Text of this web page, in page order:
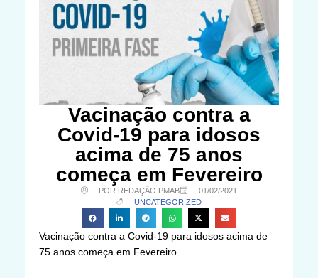
Vacinação contra a
Covid-19 para idosos
acima de 75 anos
começa em Fevereiro
POR REDAÇÃO PMAB
01/02/2021
UNCATEGORIZED
Vacinação contra a Covid-19 para idosos acima de
75 anos começa em Fevereiro